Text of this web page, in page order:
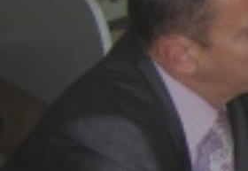
Нажмите Enter